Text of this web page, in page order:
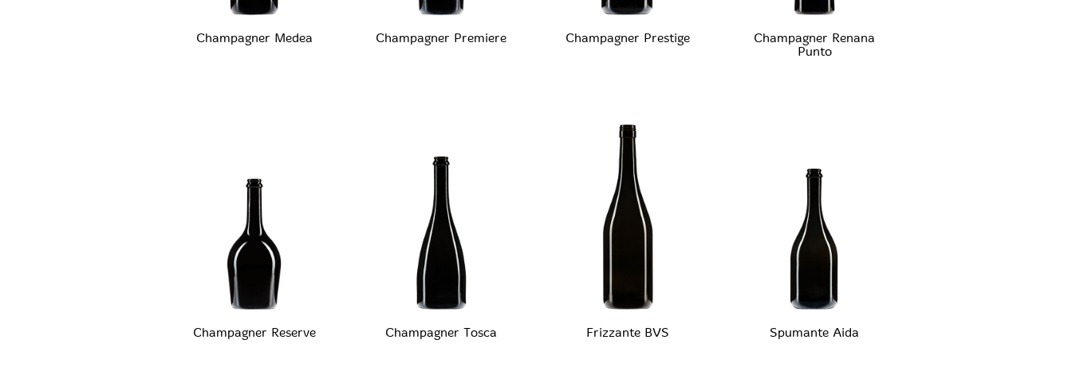
Champagner Medea Champagner Premiere Champagner Prestige
Champagner Renana
Punto
Champagner Reserve Champagner Tosca Frizzante BVS Spumante Aida